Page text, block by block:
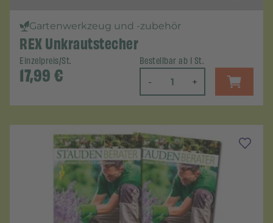
Gartenwerkzeug und -zubehör
REX Unkrautstecher
Einzelpreis/St.
17,99€
Bestellbar ab 1 St.
- +